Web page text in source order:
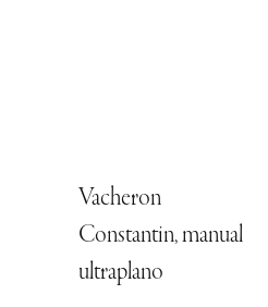
Vacheron
Constantin, manual
ultraplano